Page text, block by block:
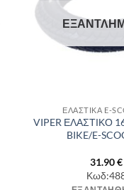
ΕΛΑΣΤΙΚΑ E-
VIPER ΕΛΑΣΤΙΚΟ
BIKE/E-
31.90€